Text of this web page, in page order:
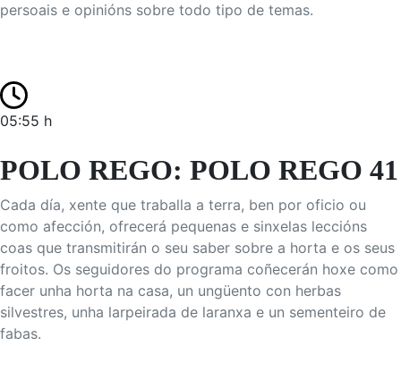
persoais e opinións sobre todo tipo de temas.
05:55 h
POLO REGO: POLO REGO 41
Cada día, xente que traballa a terra, ben por oficio ou
como afección, ofrecerá pequenas e sinxelas leccións
coas que transmitirán o seu saber sobre a horta e os seus
froitos. Os seguidores do programa coñecerán hoxe como
facer unha horta na casa, un ungüento con herbas
silvestres, unha larpeirada de laranxa e un sementeiro de
fabas.